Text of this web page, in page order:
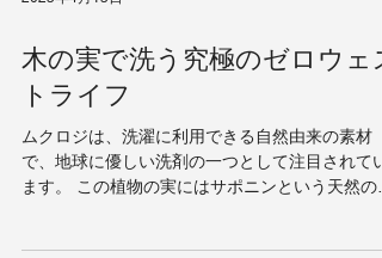
2025年4月15日
木の実で洗う究極のゼロウェス